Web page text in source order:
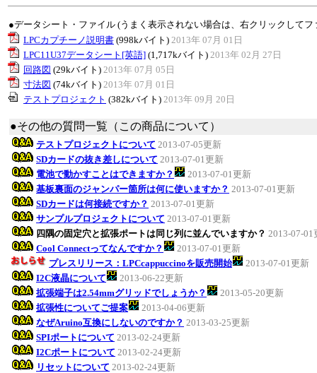
●データシート・ファイル (うまく表示されない場合は、右クリックして
LPCカプチーノ説明書 (998kバイト) 2013年 07月 01日
LPC11U37データシート[英語] (1,717kバイト) 2013年 02月 27日
回路図 (29kバイト) 2013年 07月 05日
寸法図 (74kバイト) 2013年 07月 01日
テストプロジェクト (382kバイト) 2013年 09月 20日
●その他の質問一覧（この商品について）
テストプロジェクトについて 2013-07-05更新
SDカードの抜き差しについて 2013-07-01更新
電池で動かすことはできますか？
2013-07-01更新
基板裏面のジャンパー箇所は何に使いますか？ 2013-07-01更新
SDカードは何接続ですか？ 2013-07-01更新
サンプルプロジェクトについて 2013-07-01更新
四隅の固定穴と拡張ポートは同じ列に並んでいますか？ 2013-07-01
Cool Connectってなんですか？
2013-07-01更新
プレスリリース：LPCcappuccinoを販売開始
2013-07-01更新
I2C液晶について
2013-06-22更新
拡張端子は2.54mmグリッドでしょうか？
2013-05-20更新
拡張性についてご提案
2013-04-06更新
なぜAruino互換にしないのですか？ 2013-03-25更新
SPIポートについて 2013-02-24更新
I2Cポートについて 2013-02-24更新
リセットについて 2013-02-24更新